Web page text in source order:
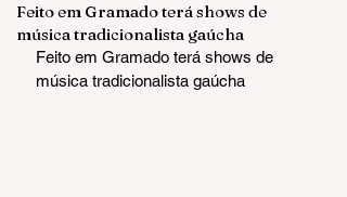
Feito em Gramado terá shows de
música tradicionalista gaúcha
Feito em Gramado terá shows de
música tradicionalista gaúcha